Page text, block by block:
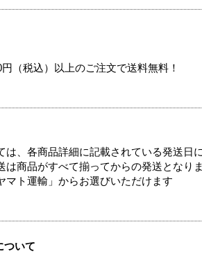
（税込）以上のご注文で送料無料！
、各商品詳細に記載されている発送日
商品がすべて揃ってからの発送となりま
ト運輸」からお選びいただけます
ついて